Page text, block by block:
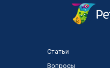
Статьи
Вопросы